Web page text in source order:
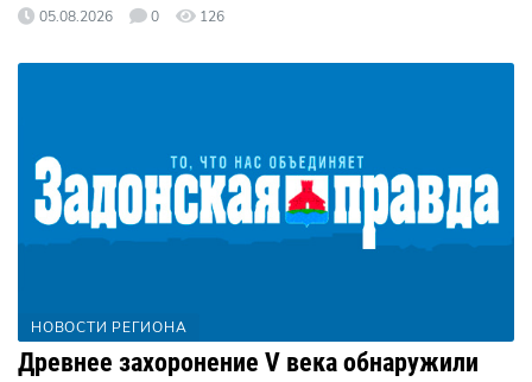
05.08.2026 0 126
НОВОСТИ РЕГИОНА
Древнее захоронение V века обнаружили